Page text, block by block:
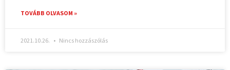
TOVÁBB OLVASOM »
2021.10.26. Nincs hozzászólás